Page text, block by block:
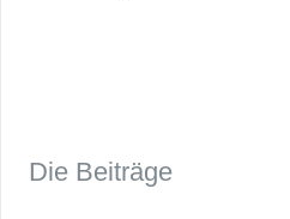
Die Bei­träge